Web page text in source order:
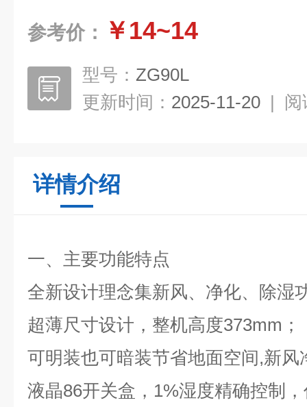
参考价： ￥14~14
型号： ZG90L
更新时间： 2025-11-20 | 阅
详情介绍
一、主要功能特点
全新设计理念集新风、净化、除湿
超薄尺寸设计，整机高度373mm；
可明装也可暗装节省地面空间,新风
液晶86开关盒，1%湿度精确控制